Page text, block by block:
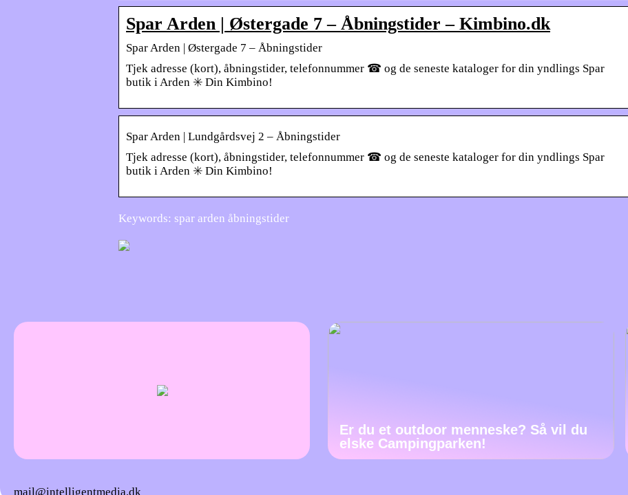
Spar Arden | Østergade 7 – Åbningstider – Kimbino.dk
Spar Arden | Østergade 7 – Åbningstider
Tjek adresse (kort), åbningstider, telefonnummer ☎ og de seneste kataloger for din yndlings Spar
butik i Arden ✳️ Din Kimbino!
Spar Arden | Lundgårdsvej 2 – Åbningstider
Tjek adresse (kort), åbningstider, telefonnummer ☎ og de seneste kataloger for din yndlings Spar
butik i Arden ✳️ Din Kimbino!
Keywords: spar arden åbningstider
Er du et outdoor menneske? Så vil du
elske Campingparken!
mail@intelligentmedia.dk